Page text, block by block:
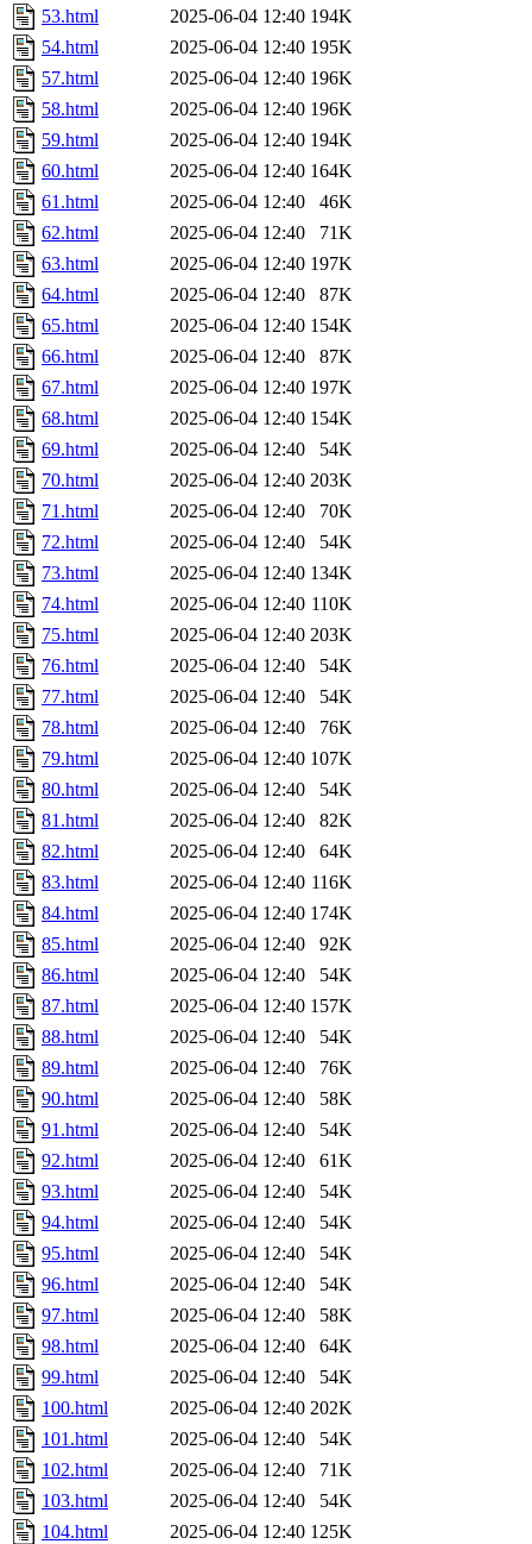
53.html
2025-06-04 12:40 194K
54.html
2025-06-04 12:40 195K
57.html
2025-06-04 12:40 196K
58.html
2025-06-04 12:40 196K
59.html
2025-06-04 12:40 194K
60.html
2025-06-04 12:40 164K
61.html
2025-06-04 12:40
46K
62.html
2025-06-04 12:40
71K
63.html
2025-06-04 12:40 197K
64.html
2025-06-04 12:40
87K
65.html
2025-06-04 12:40 154K
66.html
2025-06-04 12:40
87K
67.html
2025-06-04 12:40 197K
68.html
2025-06-04 12:40 154K
69.html
2025-06-04 12:40
54K
70.html
2025-06-04 12:40 203K
71.html
2025-06-04 12:40
70K
72.html
2025-06-04 12:40
54K
73.html
2025-06-04 12:40 134K
74.html
2025-06-04 12:40 110K
75.html
2025-06-04 12:40 203K
76.html
2025-06-04 12:40
54K
77.html
2025-06-04 12:40
54K
78.html
2025-06-04 12:40
76K
79.html
2025-06-04 12:40 107K
80.html
2025-06-04 12:40
54K
81.html
2025-06-04 12:40
82K
82.html
2025-06-04 12:40
64K
83.html
2025-06-04 12:40 116K
84.html
2025-06-04 12:40 174K
85.html
2025-06-04 12:40
92K
86.html
2025-06-04 12:40
54K
87.html
2025-06-04 12:40 157K
88.html
2025-06-04 12:40
54K
89.html
2025-06-04 12:40
76K
90.html
2025-06-04 12:40
58K
91.html
2025-06-04 12:40
54K
92.html
2025-06-04 12:40
61K
93.html
2025-06-04 12:40
54K
94.html
2025-06-04 12:40
54K
95.html
2025-06-04 12:40
54K
96.html
2025-06-04 12:40
54K
97.html
2025-06-04 12:40
58K
98.html
2025-06-04 12:40
64K
99.html
2025-06-04 12:40
54K
100.html
2025-06-04 12:40 202K
101.html
2025-06-04 12:40
54K
102.html
2025-06-04 12:40
71K
103.html
2025-06-04 12:40
54K
104.html
2025-06-04 12:40 125K